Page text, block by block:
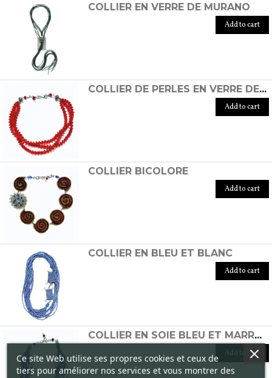
COLLIER EN VERRE DE MURANO
Add to cart
COLLIER DE PERLES EN VERRE DE MURANO ROUGE
Add to cart
COLLIER BICOLORE
Add to cart
COLLIER EN BLEU ET BLANC
Add to cart
COLLIER EN SOIE BLEU ET MARRON BRÛLÉ
Add to cart
Ce site Web utilise ses propres cookies et ceux de
tiers pour améliorer nos services et vous montrer des